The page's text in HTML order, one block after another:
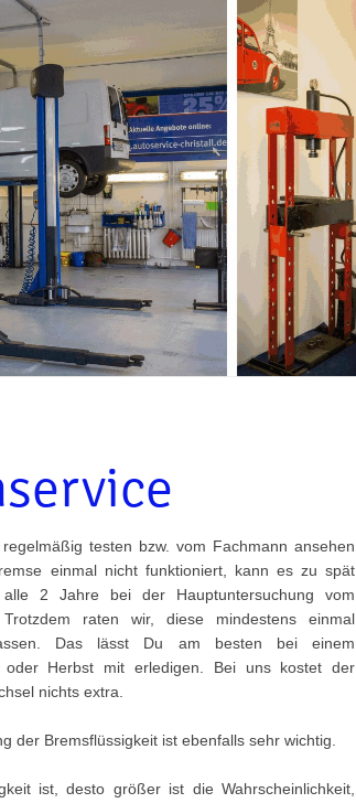
testen bzw. vom Fachmann ansehen
einmal nicht funktioniert, kann es zu spät
2 Jahre bei der Hauptuntersuchung vom
Trotzdem raten wir, diese mindestens einmal
Das lässt Du am besten bei einem
oder Herbst mit erledigen. Bei uns kostet der
nichts extra.
der Bremsflüssigkeit ist ebenfalls sehr wichtig.
ist, desto größer ist die Wahrscheinlichkeit,